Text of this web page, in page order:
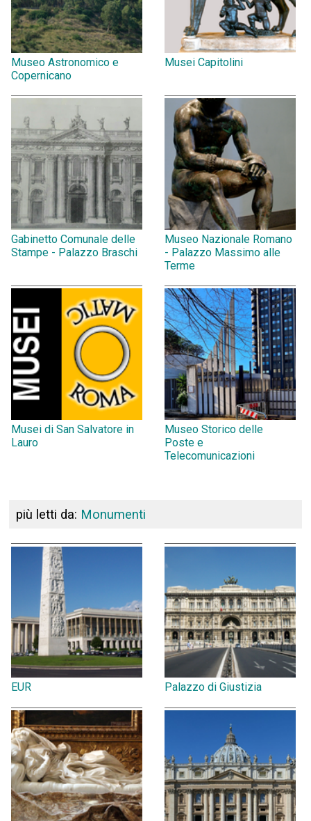
Museo Astronomico e
Copernicano
Musei Capitolini
Gabinetto Comunale delle
Stampe - Palazzo Braschi
Museo Nazionale Romano
- Palazzo Massimo alle
Terme
Musei di San Salvatore in
Lauro
Museo Storico delle
Poste e
Telecomunicazioni
più letti da: Monumenti
EUR Palazzo di Giustizia